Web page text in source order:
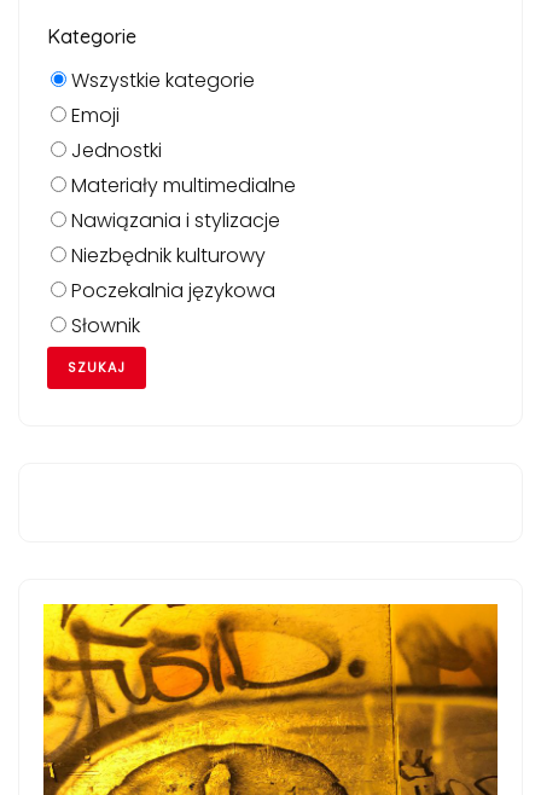
Kategorie
Wszystkie kategorie
Emoji
Jednostki
Materiały multimedialne
Nawiązania i stylizacje
Niezbędnik kulturowy
Poczekalnia językowa
Słownik